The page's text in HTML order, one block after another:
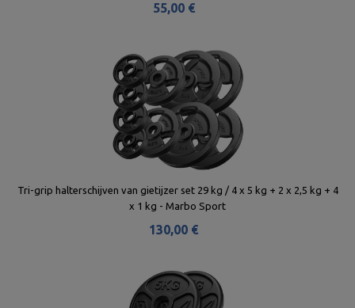
55,00 €
Tri-grip halterschijven van gietijzer set 29 kg / 4 x 5 kg + 2 x 2,5 kg + 4
x 1 kg - Marbo Sport
130,00 €